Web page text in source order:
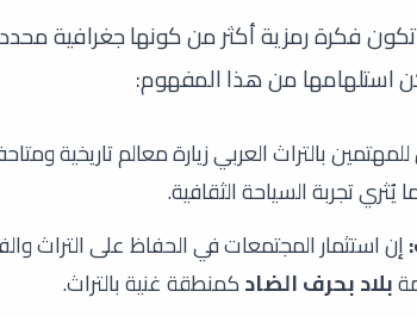
فكرة رمزية أكثر من كونها جغرافية
استلهامها من هذا المفهوم:
بالتراث العربي زيارة معالم تاريخية
يُثري تجربة السياحة الثقافية.
إن استثمار المجتمعات في الحفاظ على التراث
بلاد بحرف الضادكمنطقة غنية بالتراث.